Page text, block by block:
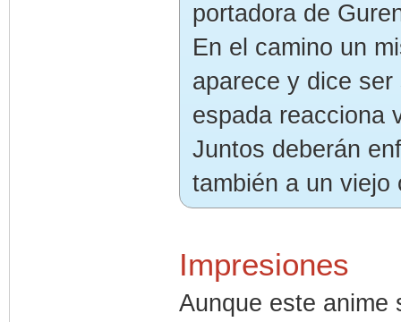
portadora de
En el camino un
aparece y dice
espada reacciona
Juntos deberán
también a un viejo
Impresiones
Aunque este anime